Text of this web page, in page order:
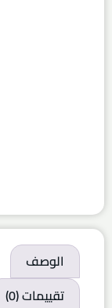
الوصف
تقييمات (0)